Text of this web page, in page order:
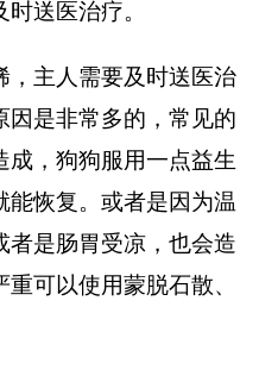
送医治疗。
主人需要及时送医治
因是非常多的，常见的
成，狗狗服用一点益生
能恢复。或者是因为温
者是肠胃受凉，也会造
可以使用蒙脱石散、